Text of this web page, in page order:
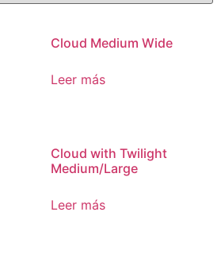
Cloud Medium Wide
Leer más
Cloud with Twilight
Medium/Large
Leer más